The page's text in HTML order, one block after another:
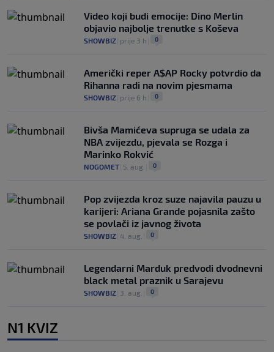
Video koji budi emocije: Dino Merlin
objavio najbolje trenutke s Koševa
SHOWBIZ prije 3 h 0
Američki reper A$AP Rocky potvrdio da
Rihanna radi na novim pjesmama
SHOWBIZ prije 6 h 0
Bivša Mamićeva supruga se udala za
NBA zvijezdu, pjevala se Rozga i
Marinko Rokvić
NOGOMET 5. aug. 0
Pop zvijezda kroz suze najavila pauzu u
karijeri: Ariana Grande pojasnila zašto
se povlači iz javnog života
SHOWBIZ 4. aug. 0
Legendarni Marduk predvodi dvodnevni
black metal praznik u Sarajevu
SHOWBIZ 3. aug. 0
N1 KVIZ